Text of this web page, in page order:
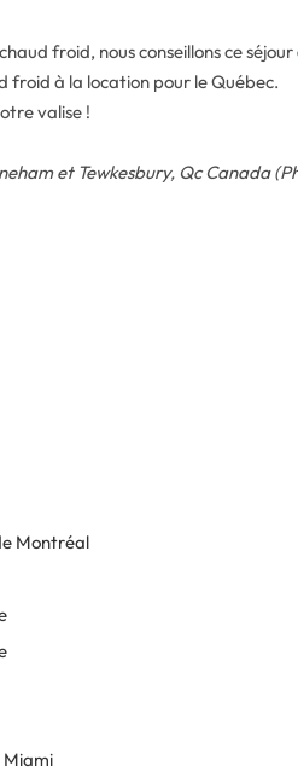
froid, nous conseillons ce séjour
froid à la location pour le Québec.
valise !
et Tewkesbury, Qc Canada
Montréal